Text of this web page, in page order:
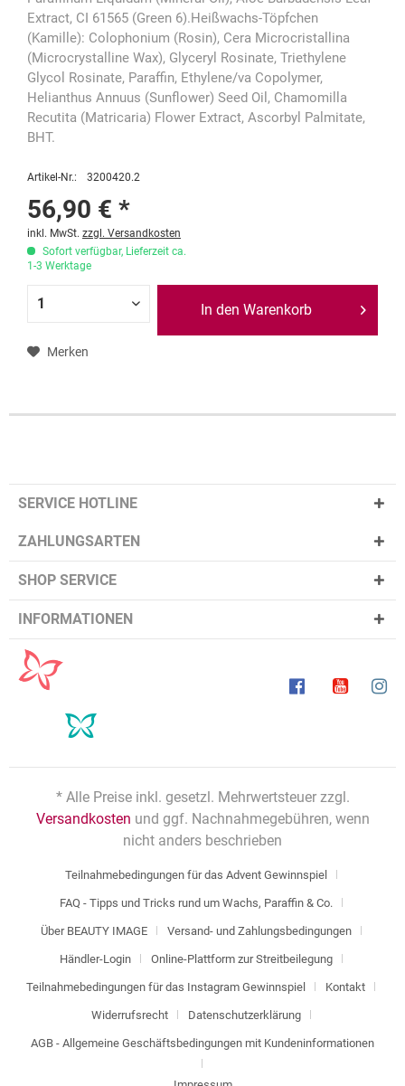
Extract, CI 61565 (Green 6).Heißwachs-Töpfchen
(Kamille): Colophonium (Rosin), Cera Microcristallina
(Microcrystalline Wax), Glyceryl Rosinate, Triethylene
Glycol Rosinate, Paraffin, Ethylene/va Copolymer,
Helianthus Annuus (Sunflower) Seed Oil, Chamomilla
Recutita (Matricaria) Flower Extract, Ascorbyl Palmitate,
BHT.
Artikel-Nr.: 3200420.2
56,90 € *
inkl. MwSt. zzgl. Versandkosten
Sofort verfügbar, Lieferzeit ca.
1-3 Werktage
In den Warenkorb
Merken
SERVICE HOTLINE
ZAHLUNGSARTEN
SHOP SERVICE
INFORMATIONEN
* Alle Preise inkl. gesetzl. Mehrwertsteuer zzgl.
Versandkosten und ggf. Nachnahmegebühren, wenn
nicht anders beschrieben
Teilnahmebedingungen für das Advent Gewinnspiel
FAQ - Tipps und Tricks rund um Wachs, Paraffin & Co.
Über BEAUTY IMAGE Versand- und Zahlungsbedingungen
Händler-Login Online-Plattform zur Streitbeilegung
Teilnahmebedingungen für das Instagram Gewinnspiel Kontakt
Widerrufsrecht Datenschutzerklärung
AGB - Allgemeine Geschäftsbedingungen mit Kundeninformationen